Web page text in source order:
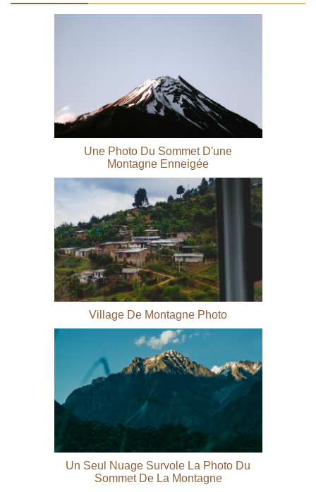
Une Photo Du Sommet D'une
Montagne Enneigée
Village De Montagne Photo
Un Seul Nuage Survole La Photo Du
Sommet De La Montagne